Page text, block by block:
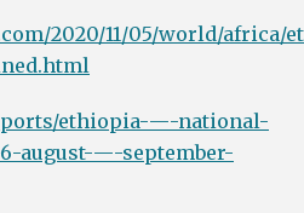
2020/11/05/world/africa/
ethiopia-—-national-
august-—-september-